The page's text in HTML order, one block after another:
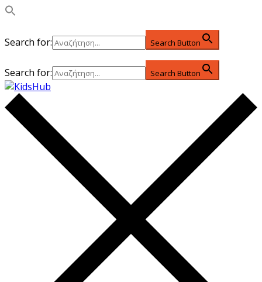
Search for: Search Button
Search for: Search Button